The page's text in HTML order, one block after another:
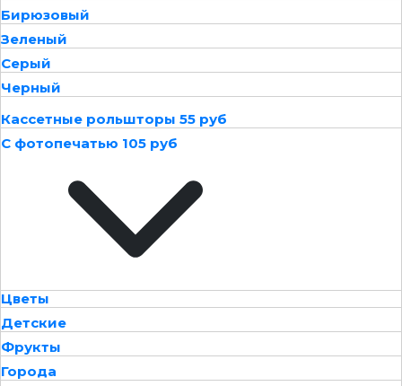
Бирюзовый
Зеленый
Серый
Черный
Кассетные рольшторы 55 руб
С фотопечатью 105 руб
Цветы
Детские
Фрукты
Города